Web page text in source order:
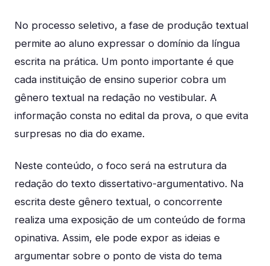
No processo seletivo, a fase de produção textual
permite ao aluno expressar o domínio da língua
escrita na prática. Um ponto importante é que
cada instituição de ensino superior cobra um
gênero textual na redação no vestibular. A
informação consta no edital da prova, o que evita
surpresas no dia do exame.
Neste conteúdo, o foco será na estrutura da
redação do texto dissertativo-argumentativo. Na
escrita deste gênero textual, o concorrente
realiza uma exposição de um conteúdo de forma
opinativa. Assim, ele pode expor as ideias e
argumentar sobre o ponto de vista do tema